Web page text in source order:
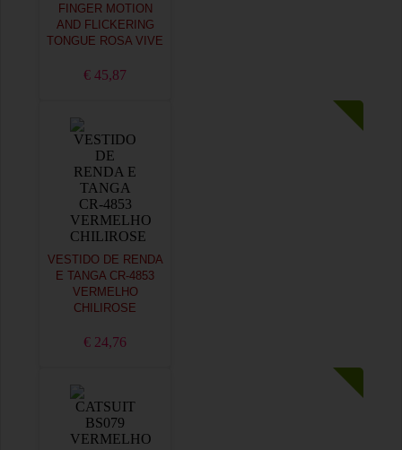
FINGER MOTION
AND FLICKERING
TONGUE ROSA VIVE
€ 45,87
VESTIDO DE RENDA
E TANGA CR-4853
VERMELHO
CHILIROSE
€ 24,76